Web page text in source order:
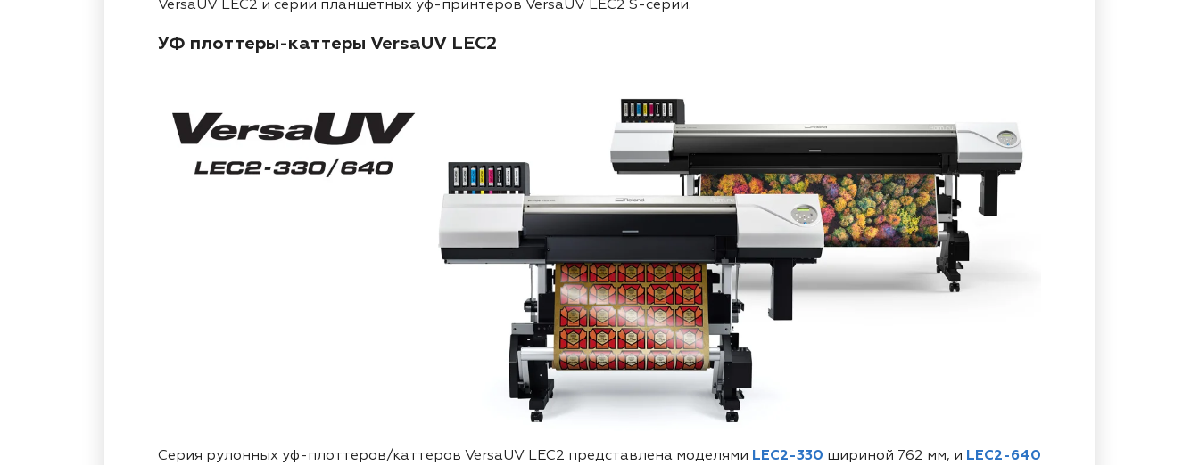
VersaUV LEC2 и серии планшетных уф-принтеров VersaUV LEC2 S-серии.
УФ плоттеры-каттеры VersaUV LEC2
Серия рулонных уф-плоттеров/каттеров VersaUV LEC2 представлена моделями LEC2-330 шириной 762 мм, и LEC2-640